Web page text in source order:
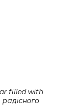
filled with